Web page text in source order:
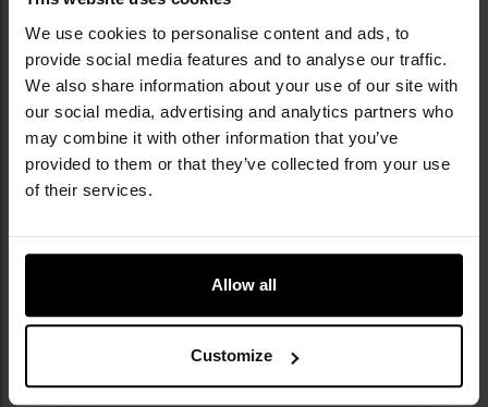
We use cookies to personalise content and ads, to
provide social media features and to analyse our traffic.
We also share information about your use of our site with
our social media, advertising and analytics partners who
may combine it with other information that you’ve
provided to them or that they’ve collected from your use
of their services.
Allow all
Customize
Інформація про виробника та техніку безпеки
ТЕХНІЧНІ ДАНІ
заточування
Градація абразивного
матеріалу
120/320/600/1500
Додаткові аксесуари в
комплекті
Так